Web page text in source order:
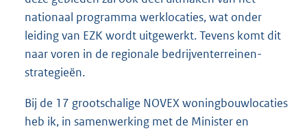
nationaal programma werklocaties, wat onder
leiding van EZK wordt uitgewerkt. Tevens komt dit
naar voren in de regionale bedrijventerreinen-
strategieën.
Bij de 17 grootschalige NOVEX woningbouwlocaties
heb ik, in samenwerking met de Minister en